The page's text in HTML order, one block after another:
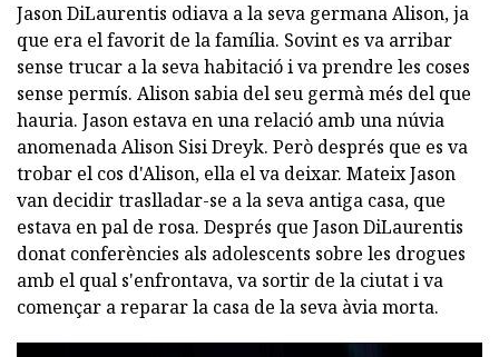
Jason DiLaurentis odiava a la seva germana Alison, ja
que era el favorit de la família. Sovint es va arribar
sense trucar a la seva habitació i va prendre les coses
sense permís. Alison sabia del seu germà més del que
hauria. Jason estava en una relació amb una núvia
anomenada Alison Sisi Dreyk. Però després que es va
trobar el cos d'Alison, ella el va deixar. Mateix Jason
van decidir traslladar-se a la seva antiga casa, que
estava en pal de rosa. Després que Jason DiLaurentis
donat conferències als adolescents sobre les drogues
amb el qual s'enfrontava, va sortir de la ciutat i va
començar a reparar la casa de la seva àvia morta.